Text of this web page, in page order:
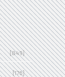
[849]
[176]